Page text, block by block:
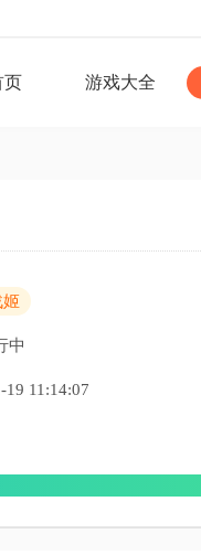
页 游戏大全
姬
中
19 11:14:07